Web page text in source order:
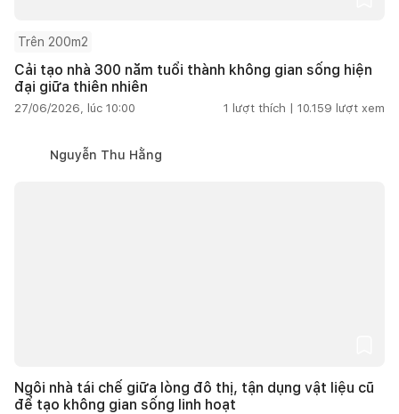
Trên 200m2
Cải tạo nhà 300 năm tuổi thành không gian sống hiện
đại giữa thiên nhiên
27/06/2026, lúc 10:00 1 lượt thích | 10.159 lượt xem
Nguyễn Thu Hằng
Ngôi nhà tái chế giữa lòng đô thị, tận dụng vật liệu cũ
để tạo không gian sống linh hoạt